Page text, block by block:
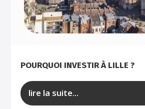
POURQUOI INVESTIR À LILLE ?
lire la suite...